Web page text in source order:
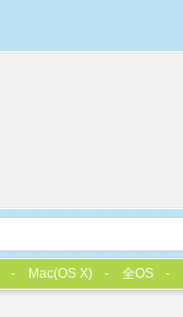
Mac(OS X) 全OS